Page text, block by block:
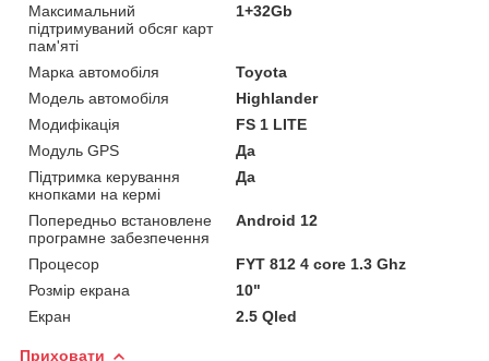
Максимальний
підтримуваний обсяг карт
пам'яті
1+32Gb
Марка автомобіля
Toyota
Модель автомобіля
Highlander
Модифікація
FS 1 LITE
Модуль GPS
Да
Підтримка керування
кнопками на кермі
Да
Попередньо встановлене
програмне забезпечення
Android 12
Процесор
FYT 812 4 core 1.3 Ghz
Розмір екрана
10"
Екран
2.5 Qled
Приховати